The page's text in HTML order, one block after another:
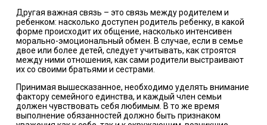
Другая важная связь – это связь между родителем и
ребенком: насколько доступен родитель ребенку, в какой
форме происходит их общение, насколько интенсивен
морально-эмоциональный обмен. В случае, если в семье
двое или более детей, следует учитывать, как строятся
между ними отношения, как сами родители выстраивают
их со своими братьями и сестрами.
Принимая вышесказанное, необходимо уделять внимание
фактору семейного единства, и каждый член семьи
должен чувствовать себя любимым. В то же время
выполнение обязанностей должно быть признаком